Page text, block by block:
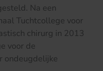
Na een
Tuchtcollege voor
chirurg in 2013
voor de
ondeugdelijke